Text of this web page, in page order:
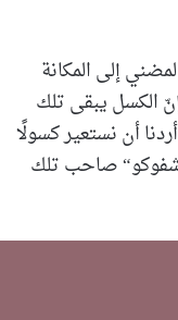
إلى المكانة
الكسل يبقى تلك
أن نستعير كسولًا
”فرانسوا دو لاروشفوكو“ صاحب تلك